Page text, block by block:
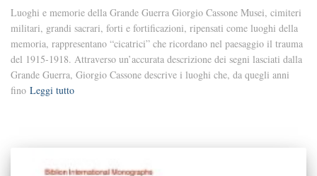
Luoghi e memorie della Grande Guerra Giorgio Cassone Musei, cimiteri
militari, grandi sacrari, forti e fortificazioni, ripensati come luoghi della
memoria, rappresentano “cicatrici” che ricordano nel paesaggio il trauma
del 1915-1918. Attraverso un’accurata descrizione dei segni lasciati dalla
Grande Guerra, Giorgio Cassone descrive i luoghi che, da quegli anni
fino Leggi tutto